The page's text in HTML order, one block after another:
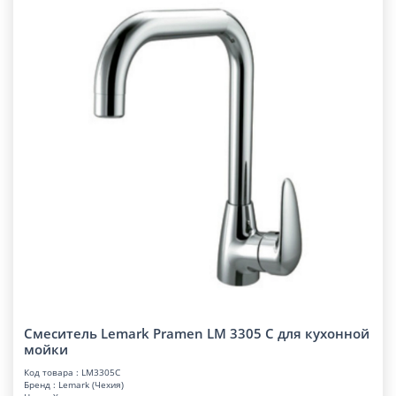
Смеситель Lemark Pramen LM 3305 C для кухонной
мойки
Код товара : LM3305C
Бренд : Lemark (Чехия)